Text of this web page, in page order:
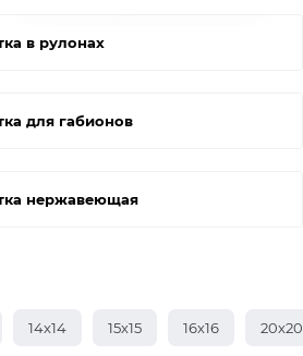
в рулонах
для габионов
нержавеющая
14х14 15х15 16х16 20х20